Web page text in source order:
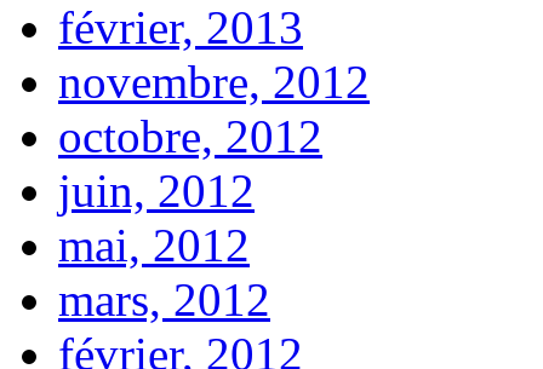
février, 2013
novembre, 2012
octobre, 2012
juin, 2012
mai, 2012
mars, 2012
février, 2012